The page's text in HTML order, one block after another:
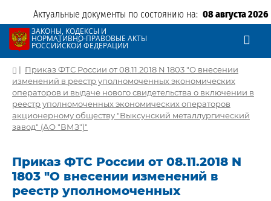
Актуальные документы по состоянию на: 08 августа 2026
ЗАКОНЫ, КОДЕКСЫ И
НОРМАТИВНО-ПРАВОВЫЕ АКТЫ
РОССИЙСКОЙ ФЕДЕРАЦИИ
| Приказ ФТС России от 08.11.2018 N 1803 "О внесении
изменений в реестр уполномоченных экономических
операторов и выдаче нового свидетельства о включении в
реестр уполномоченных экономических операторов
акционерному обществу "Выксунский металлургический
завод" (АО "ВМЗ")"
Приказ ФТС России от 08.11.2018 N
1803 "О внесении изменений в
реестр уполномоченных